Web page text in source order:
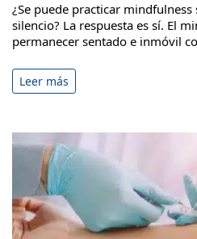
¿Se puede practicar
silencio? La respuesta es sí. El
permanecer sentado e inmóvil
Leer más